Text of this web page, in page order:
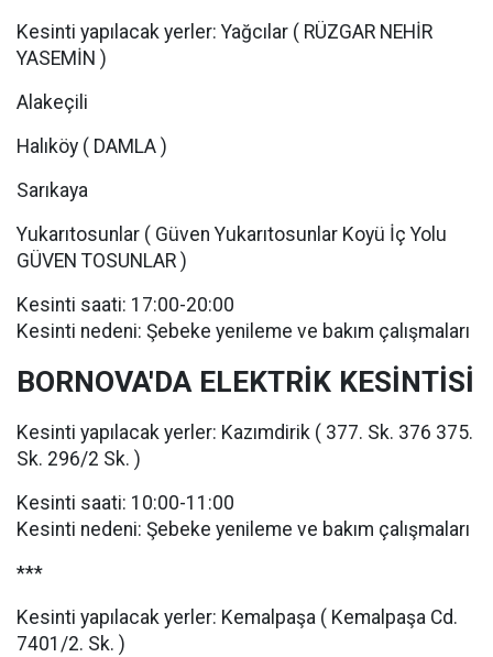
Kesinti yapılacak yerler: Yağcılar ( RÜZGAR NEHİR
YASEMİN )
Alakeçili
Halıköy ( DAMLA )
Sarıkaya
Yukarıtosunlar ( Güven Yukarıtosunlar Koyü İç Yolu
GÜVEN TOSUNLAR )
Kesinti saati: 17:00-20:00
Kesinti nedeni: Şebeke yenileme ve bakım çalışmaları
BORNOVA'DA ELEKTRİK KESİNTİSİ
Kesinti yapılacak yerler: Kazımdirik ( 377. Sk. 376 375.
Sk. 296/2 Sk. )
Kesinti saati: 10:00-11:00
Kesinti nedeni: Şebeke yenileme ve bakım çalışmaları
***
Kesinti yapılacak yerler: Kemalpaşa ( Kemalpaşa Cd.
7401/2. Sk. )